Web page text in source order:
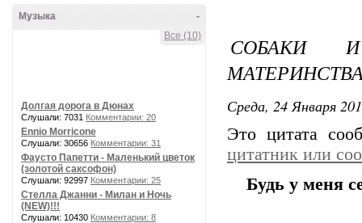
-
Музыка
Все (10)
Долгая дорога в Дюнах
Слушали: 7031 Комментарии: 20
Ennio Morricone
Слушали: 30656 Комментарии: 31
Фаусто Папетти - Маленький цветок
(золотой саксофон)
Слушали: 92997 Комментарии: 25
Стелла Джанни - Милан и Ночь
(NEW)!!!
Слушали: 10430 Комментарии: 8
СОБАКИ
Среда, 24 Января
Это цитата
цитатник или
Будь у меня